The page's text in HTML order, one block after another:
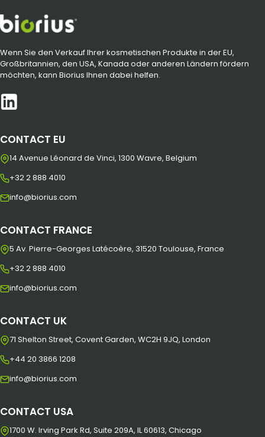
Wenn Sie den Verkauf Ihrer kosmetischen Produkte in der EU,
Großbritannien, den USA, Kanada oder anderen Ländern fördern
möchten, kann Biorius Ihnen dabei helfen.
CONTACT EU
14 Avenue Léonard de Vinci, 1300 Wavre, Belgium
+32 2 888 4010
info@biorius.com
CONTACT FRANCE
5 Av. Pierre-Georges Latécoère, 31520 Toulouse, France
+32 2 888 4010
info@biorius.com
CONTACT UK
71 Shelton Street, Covent Garden, WC2H 9JQ, London
+44 20 3866 1208
info@biorius.com
CONTACT USA
1700 W. Irving Park Rd, Suite 209A, IL 60613, Chicago